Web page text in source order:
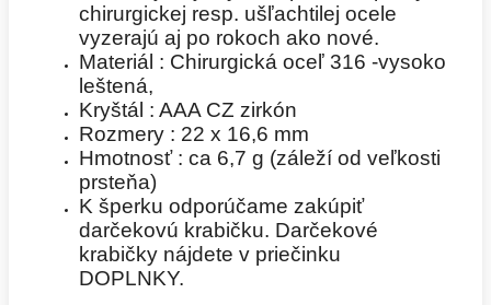
chirurgickej resp. ušľachtilej ocele
vyzerajú aj po rokoch ako nové.
Materiál : Chirurgická oceľ 316 -vysoko
leštená,
Kryštál : AAA CZ zirkón
Rozmery : 22 x 16,6 mm
Hmotnosť : ca 6,7 g (záleží od veľkosti
prsteňa)
K šperku odporúčame zakúpiť
darčekovú krabičku. Darčekové
krabičky nájdete v priečinku
DOPLNKY.